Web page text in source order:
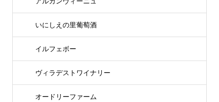
いにしえの里葡萄酒
イルフェボー
ヴィラデストワイナリー
オードリーファーム